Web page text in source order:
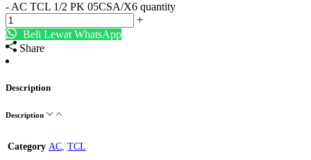
- AC TCL 1/2 PK 05CSA/X6 quantity
+
Beli Lewat WhatsApp
Share
Description
Description
Category AC, TCL